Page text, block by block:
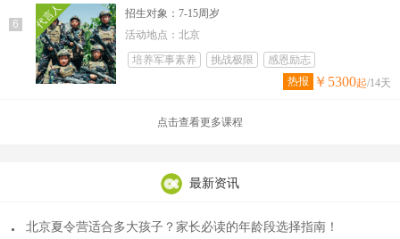
6 代言人
招生对象：7-15周岁
活动地点：北京
培养军事素养
挑战极限
感恩励志
热报
￥5300起/14天
点击查看更多课程
最新资讯
北京夏令营适合多大孩子？家长必读的年龄段选择指南！